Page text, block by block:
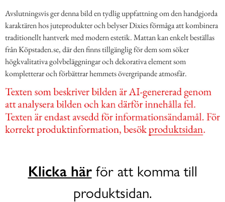
Avslutningsvis ger denna bild en tydlig uppfattning om den handgjorda
karaktären hos juteprodukter och belyser Dixies förmåga att kombinera
traditionellt hantverk med modern estetik. Mattan kan enkelt beställas
från Köpstaden.se, där den finns tillgänglig för dem som söker
högkvalitativa golvbeläggningar och dekorativa element som
kompletterar och förbättrar hemmets övergripande atmosfär.
Klicka härför att komma till
produktsidan.